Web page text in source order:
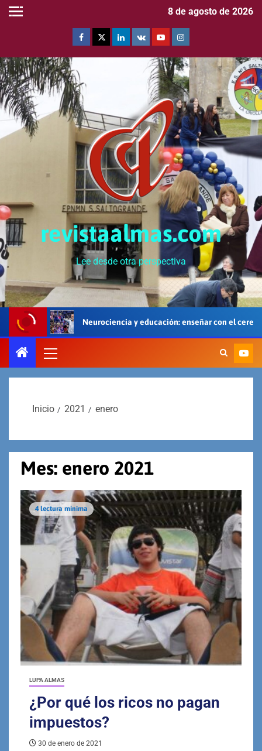
8 de agosto de 2026
revistaalmas.com
Lee desde otra perspectiva
y educación: enseñar con el cerebro, el cuerpo y el
Inicio 2021 enero
Mes: enero 2021
4 lectura mínima
LUPA ALMAS
¿Por qué los ricos no pagan
impuestos?
30 de enero de 2021